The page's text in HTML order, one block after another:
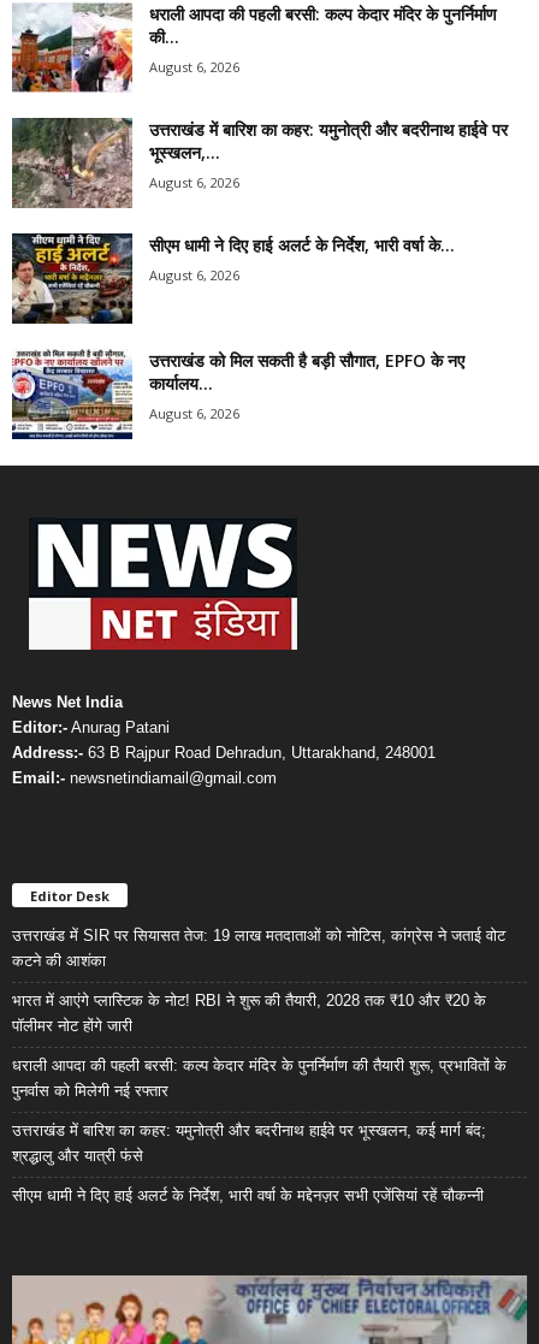
धराली आपदा की पहली बरसी: कल्प केदार मंदिर के पुनर्निर्माण
की...
August 6, 2026
उत्तराखंड में बारिश का कहर: यमुनोत्री और बदरीनाथ हाईवे पर
भूस्खलन,...
August 6, 2026
सीएम धामी ने दिए हाई अलर्ट के निर्देश, भारी वर्षा के...
August 6, 2026
उत्तराखंड को मिल सकती है बड़ी सौगात, EPFO के नए
कार्यालय...
August 6, 2026
News Net India
Editor:- Anurag Patani
Address:- 63 B Rajpur Road Dehradun, Uttarakhand, 248001
Email:- newsnetindiamail@gmail.com
Editor Desk
उत्तराखंड में SIR पर सियासत तेज: 19 लाख मतदाताओं को नोटिस, कांग्रेस ने जताई वोट
कटने की आशंका
भारत में आएंगे प्लास्टिक के नोट! RBI ने शुरू की तैयारी, 2028 तक ₹10 और ₹20 के
पॉलीमर नोट होंगे जारी
धराली आपदा की पहली बरसी: कल्प केदार मंदिर के पुनर्निर्माण की तैयारी शुरू, प्रभावितों के
पुनर्वास को मिलेगी नई रफ्तार
उत्तराखंड में बारिश का कहर: यमुनोत्री और बदरीनाथ हाईवे पर भूस्खलन, कई मार्ग बंद;
श्रद्धालु और यात्री फंसे
सीएम धामी ने दिए हाई अलर्ट के निर्देश, भारी वर्षा के मद्देनज़र सभी एजेंसियां रहें चौकन्नी